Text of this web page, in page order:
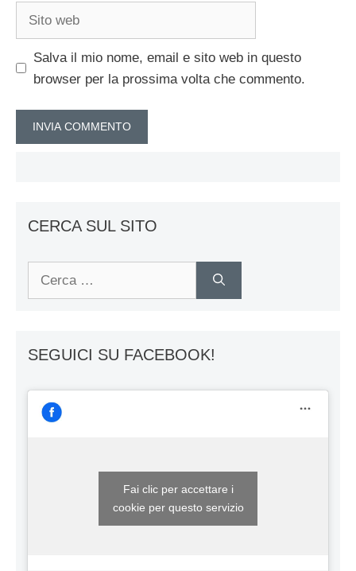
Salva il mio nome, email e sito web in questo
browser per la prossima volta che commento.
CERCA SUL SITO
Ricerca
SEGUICI SU FACEBOOK!
Fai clic per accettare i
cookie per questo servizio